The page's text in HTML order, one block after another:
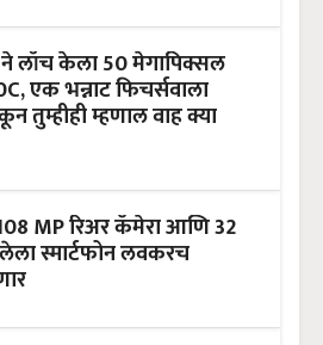
लाँच केला 50 मेगापिक्सल
एक भन्नाट फिचर्सवाला
तुम्हीही म्हणाल वाह क्या
MP रिअर कॅमेरा आणि 32
स्मार्टफोन लवकरच